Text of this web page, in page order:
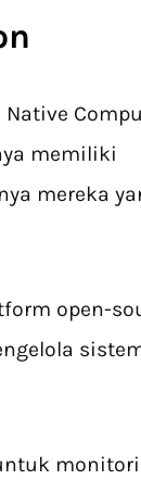
memiliki
mereka
open-